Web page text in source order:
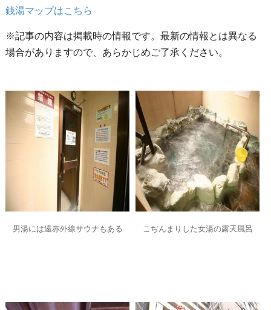
銭湯マップはこちら
※記事の内容は掲載時の情報です。最新の情報とは異なる
場合がありますので、あらかじめご了承ください。
男湯には遠赤外線サウナもある こぢんまりした女湯の露天風呂